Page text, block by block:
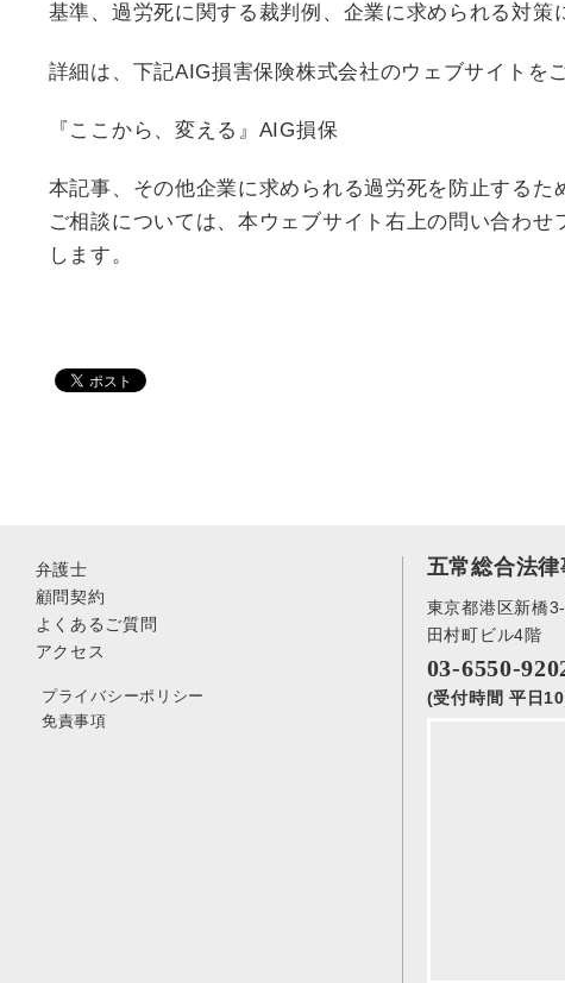
基準、過労死に関する裁判例、企業に求められる対策
詳細は、下記AIG損害保険株式会社のウェブサイトを
『 ここから、変える 』AIG損保
本記事、その他企業に求められる過労死を防止するた
ご相談については、本ウェブサイト右上の問い合わせ
します。
弁護士
顧問契約
よくあるご質問
アクセス
プライバシーポリシー
免責事項
五常総合法律
東京都港区新橋
田村町ビル4階
03-6550-
(受付時間 平日